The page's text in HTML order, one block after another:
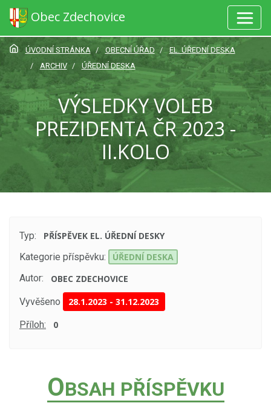
Obec Zdechovice
ÚVODNÍ STRÁNKA OBECNÍ ÚŘAD
EL. ÚŘEDNÍ DESKA
ARCHIV
ÚŘEDNÍ DESKA
VÝSLEDKY VOLEB
PREZIDENTA ČR 2023 -
II.KOLO
Typ:
PŘÍSPĚVEK EL. ÚŘEDNÍ DESKY
Kategorie příspěvku:
ÚŘEDNÍ DESKA
Autor:
OBEC ZDECHOVICE
Vyvěšeno 28.1.2023 -31.12.2023
Příloh: 0
OBSAH PŘÍSPĚVKU